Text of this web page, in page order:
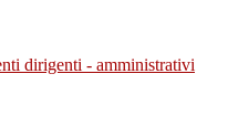
dirigenti - amministrativi